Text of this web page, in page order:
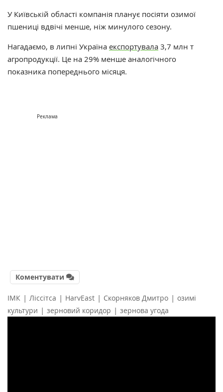
У Київській області компанія планує посіяти озимої
пшениці вдвічі менше, ніж минулого сезону.
Нагадаємо, в липні Україна експортувала 3,7 млн т
агропродукції. Це на 29% менше аналогічного
показника попереднього місяця.
Реклама
Коментувати
ІМК | Ліссітса | HarvEast | Скорняков Дмитро | озимі
культури | зерновий коридор | зернова угода